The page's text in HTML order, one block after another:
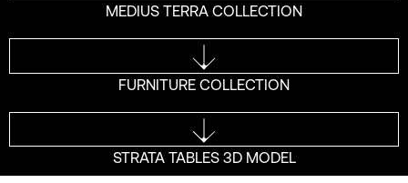
MEDIUS TERRA COLLECTION
FURNITURE COLLECTION
STRATA TABLES 3D MODEL